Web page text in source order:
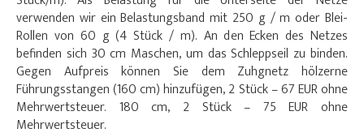
verwenden wir ein Belastungsband mit 250 g / m oder Blei-
Rollen von 60 g (4 Stück / m). An den Ecken des Netzes
befinden sich 30 cm Maschen, um das Schleppseil zu binden.
Gegen Aufpreis können Sie dem Zuhgnetz hölzerne
Führungsstangen (160 cm) hinzufügen, 2 Stück – 67 EUR ohne
Mehrwertsteuer. 180 cm, 2 Stück – 75 EUR ohne
Mehrwertsteuer.